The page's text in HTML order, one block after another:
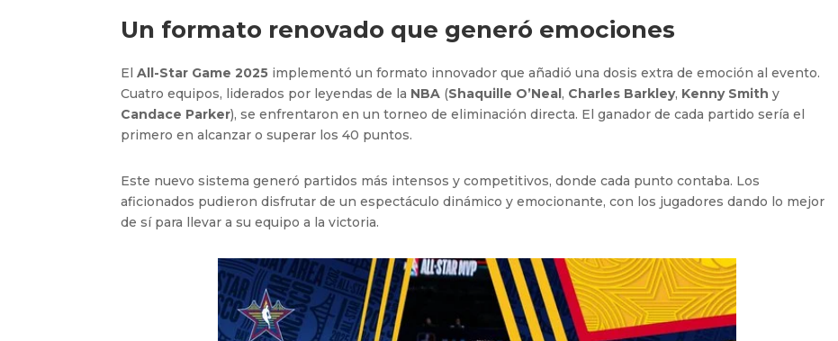
Un formato renovado que generó emociones
ElAll-Star Game 2025 implementó un formato innovador que añadió una dosis extra de emoción al evento.
Cuatro equipos, liderados por leyendas de la NBA (Shaquille O’Neal, Charles Barkley, Kenny Smith y
Candace Parker), se enfrentaron en un torneo de eliminación directa. El ganador de cada partido sería el
primero en alcanzar o superar los 40 puntos.
Este nuevo sistema generó partidos más intensos y competitivos, donde cada punto contaba. Los
aficionados pudieron disfrutar de un espectáculo dinámico y emocionante, con los jugadores dando lo mejor
de sí para llevar a su equipo a la victoria.